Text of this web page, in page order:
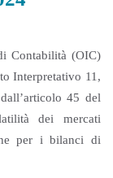
Contabilità (OIC)
Interpretativo 11,
45 del
dei mercati
per i bilanci di